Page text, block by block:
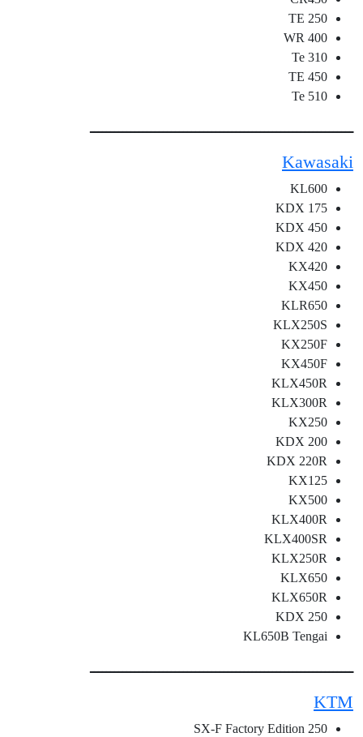
TE 250
WR 400
Te 310
TE 450
Te 510
ـــــــــــــــــــــــــــــــــــــــــــــــــــــــــــــــــ
Kawasaki
KL600
KDX 175
KDX 450
KDX 420
KX420
KX450
KLR650
KLX250S
KX250F
KX450F
KLX450R
KLX300R
KX250
KDX 200
KDX 220R
KX125
KX500
KLX400R
KLX400SR
KLX250R
KLX650
KLX650R
KDX 250
KL650B Tengai
ـــــــــــــــــــــــــــــــــــــــــــــــــــــــــــــــــ
KTM
250 SX-F Factory Edition